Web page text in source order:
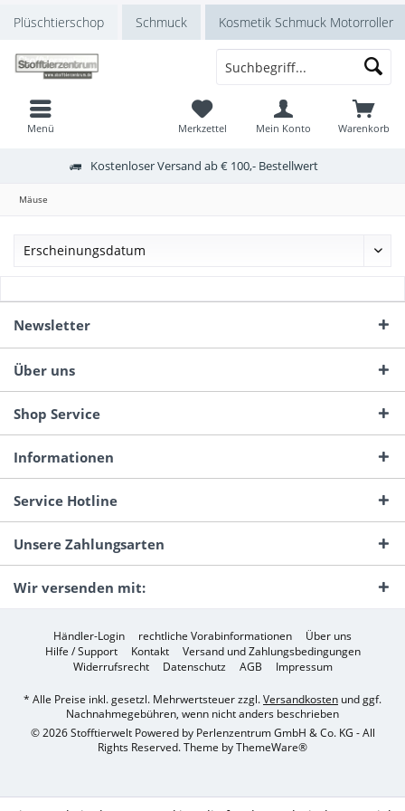
Plüschtierschop Schmuck Kosmetik Schmuck Motorroller
Menü Warenkorb
Merkzettel Mein Konto
Kostenloser Versand ab € 100,- Bestellwert
Mäuse
Newsletter
Über uns
Shop Service
Informationen
Service Hotline
Unsere Zahlungsarten
Wir versenden mit:
Händler-Login rechtliche Vorabinformationen
Über uns
Hilfe / Support
Kontakt
Versand und Zahlungsbedingungen
Widerrufsrecht
Datenschutz AGB Impressum
* Alle Preise inkl. gesetzl. Mehrwertsteuer zzgl.Versandkosten und ggf.
Nachnahmegebühren, wenn nicht anders beschrieben
© 2026 Stofftierwelt Powered by Perlenzentrum GmbH & Co. KG - All
Rights Reserved. Theme byThemeWare®